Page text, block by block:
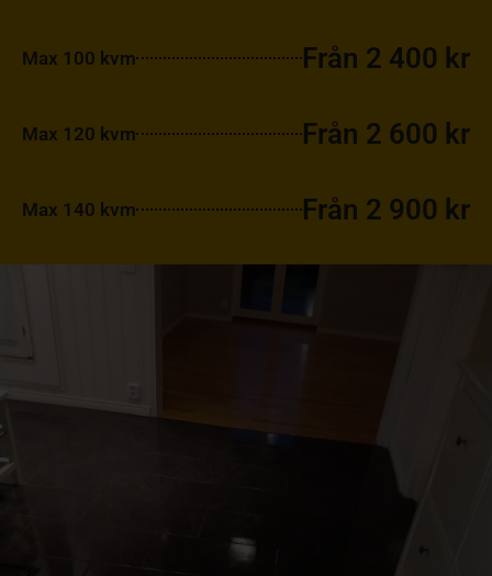
Max 100 kvm Från 2 400 kr
Max 120 kvm Från 2 600 kr
Max 140 kvm Från 2 900 kr